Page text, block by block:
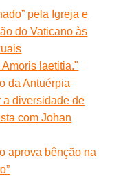
pela Igreja e
do Vaticano às
laetitia."
da Antuérpia
a diversidade de
com Johan
aprova bênção na